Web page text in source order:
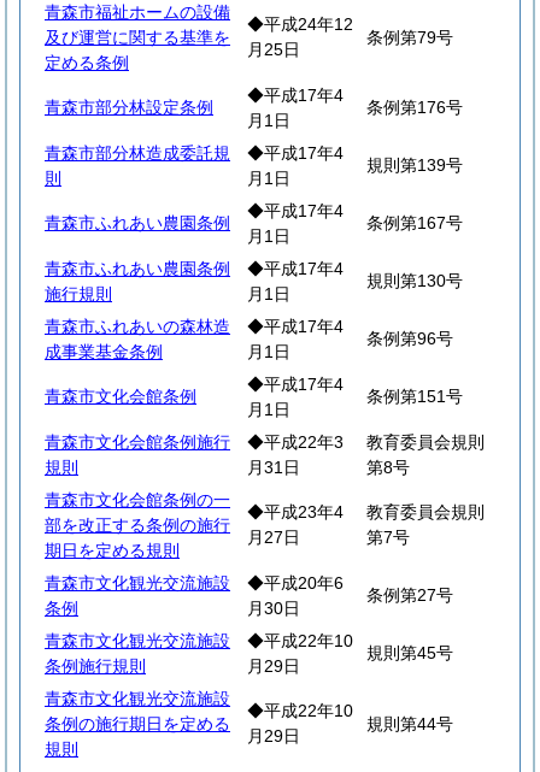
青森市福祉ホームの設備
及び運営に関する基準を
定める条例
◆平成24年12
月25日
条例第79号
青森市部分林設定条例
◆平成17年4
月1日
条例第176号
青森市部分林造成委託規
則
◆平成17年4
月1日
規則第139号
青森市ふれあい農園条例
◆平成17年4
月1日
条例第167号
青森市ふれあい農園条例
施行規則
◆平成17年4
月1日
規則第130号
青森市ふれあいの森林造
成事業基金条例
◆平成17年4
月1日
条例第96号
青森市文化会館条例
◆平成17年4
月1日
条例第151号
青森市文化会館条例施行
規則
◆平成22年3
月31日
教育委員会規則
第8号
青森市文化会館条例の一
部を改正する条例の施行
期日を定める規則
◆平成23年4
月27日
教育委員会規則
第7号
青森市文化観光交流施設
条例
◆平成20年6
月30日
条例第27号
青森市文化観光交流施設
条例施行規則
◆平成22年10
月29日
規則第45号
青森市文化観光交流施設
条例の施行期日を定める
規則
◆平成22年10
月29日
規則第44号